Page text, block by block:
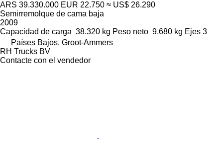
ARS 39.330.000 EUR 22.750 ≈ US$ 26.290
Semirremolque de cama baja
2009
Capacidad de carga 38.320 kg Peso neto 9.680 kg Ejes 3
Países Bajos, Groot-Ammers
RH Trucks BV
Contacte con el vendedor